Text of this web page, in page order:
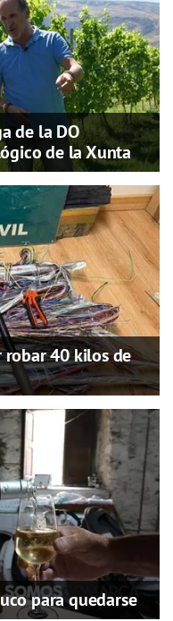
de la DO
de la Xunta
robar 40 kilos de
para quedarse